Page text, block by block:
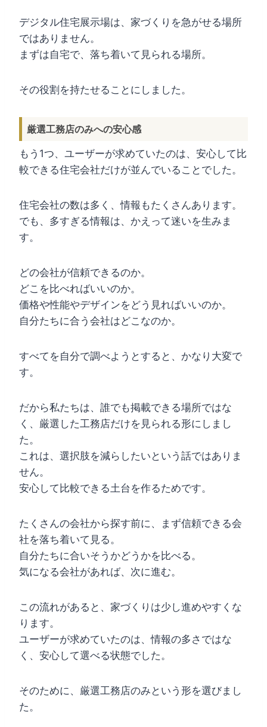
デジタル住宅展示場は、家づくりを急がせる場所
ではありません。
まずは自宅で、落ち着いて見られる場所。
その役割を持たせることにしました。
厳選工務店のみへの安心感
もう1つ、ユーザーが求めていたのは、安心して比
較できる住宅会社だけが並んでいることでした。
住宅会社の数は多く、情報もたくさんあります。
でも、多すぎる情報は、かえって迷いを生みま
す。
どの会社が信頼できるのか。
どこを比べればいいのか。
価格や性能やデザインをどう見ればいいのか。
自分たちに合う会社はどこなのか。
すべてを自分で調べようとすると、かなり大変で
す。
だから私たちは、誰でも掲載できる場所ではな
く、厳選した工務店だけを見られる形にしまし
た。
これは、選択肢を減らしたいという話ではありま
せん。
安心して比較できる土台を作るためです。
たくさんの会社から探す前に、まず信頼できる会
社を落ち着いて見る。
自分たちに合いそうかどうかを比べる。
気になる会社があれば、次に進む。
この流れがあると、家づくりは少し進めやすくな
ります。
ユーザーが求めていたのは、情報の多さではな
く、安心して選べる状態でした。
そのために、厳選工務店のみという形を選びまし
た。